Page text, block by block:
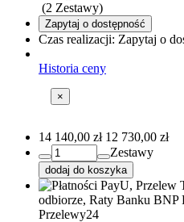
(2 Zestawy)
Zapytaj o dostępność
Czas realizacji: Zapytaj o
Historia ceny
×
14 140,00 zł 12 730,00 zł
Zestawy
dodaj do koszyka
PayU, Przelew
odbiorze, Raty Banku BNP
Przelewy24